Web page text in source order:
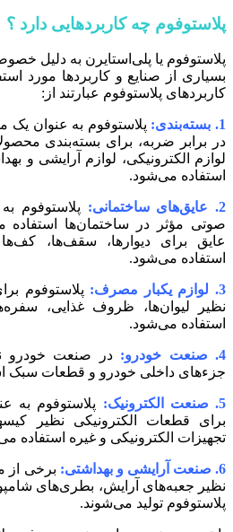
پلاستوفوم چه کاربردهایی دارد ؟
پلاستوفوم یا پلی‌استایرن به دلیل
بسیاری از صنایع و کاربردها مورد
کاربردهای پلاستوفوم عبارتند از:
1. بسته‌بندی:
پلاستوفوم به عنوان یک
در برابر ضربه، برای بسته‌بندی
لوازم الکترونیکی، لوازم آرایشی و
استفاده می‌شود.
2. عایق‌های ساختمانی:
پلاستوفوم
صوتی مؤثر در ساختمان‌ها استفاده
عایق برای دیوارها، سقف‌ها،
استفاده می‌شود.
3. لوازم یکبار مصرف:
پلاستوفوم
نظیر لیوان‌ها، ظروف غذایی،
استفاده می‌شود.
4. صنعت خودرو:
در صنعت خودرو
جزء‌های داخلی خودرو و قطعات سبک
5. صنعت الکترونیک:
پلاستوفوم به
برای قطعات الکترونیکی نظیر
تجهیزات الکترونیکی و غیره استفاده
6. صنعت آرایشی و بهداشتی:
برخی از
نظیر جعبه‌های آرایش، بطری‌های
پلاستوفوم تولید می‌شوند.